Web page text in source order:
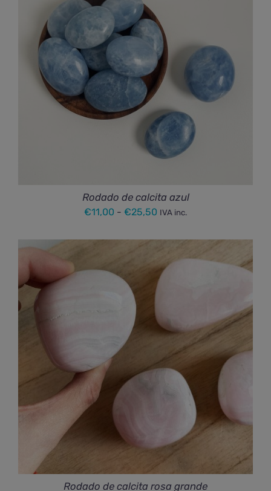
Rodado de calcita azul
€11,00 - €25,50 Rango
desde
€11,00
IVA inc.
Rodado de calcita rosa grande